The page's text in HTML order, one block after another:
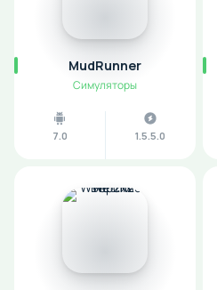
MudRunner
Симуляторы
7.0 1.5.5.0